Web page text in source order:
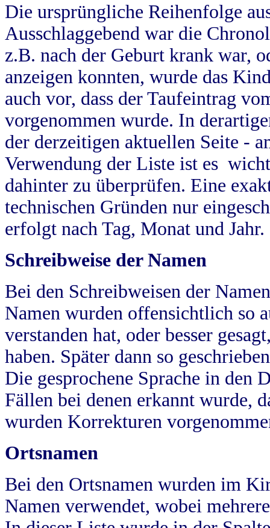
Die ursprüngliche Reihenfolge
Ausschlaggebend war die
z.B. nach der Geburt krank war,
anzeigen konnten, wurde das
auch vor, dass der Taufeintrag
vorgenommen wurde. In
der derzeitigen aktuellen Seite -
Verwendung der Liste ist es
dahinter zu überprüfen. Eine
technischen Gründen nur
erfolgt nach Tag, Monat und Jahr.
Schreibweise der Namen
Bei den Schreibweisen der
Namen wurden offensichtlich so
verstanden hat, oder besser
haben. Später dann so
Die gesprochene Sprache in
Fällen bei denen erkannt wurde,
wurden Korrekturen
Ortsnamen
Bei den Ortsnamen wurden im
Namen verwendet, wobei